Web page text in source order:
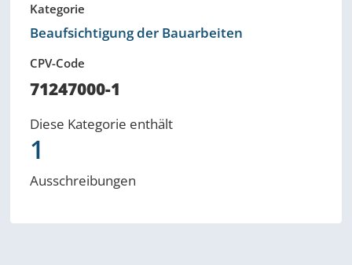
Kategorie
Beaufsichtigung der Bauarbeiten
CPV-Code
71247000-1
Diese Kategorie enthält
1
Ausschreibungen